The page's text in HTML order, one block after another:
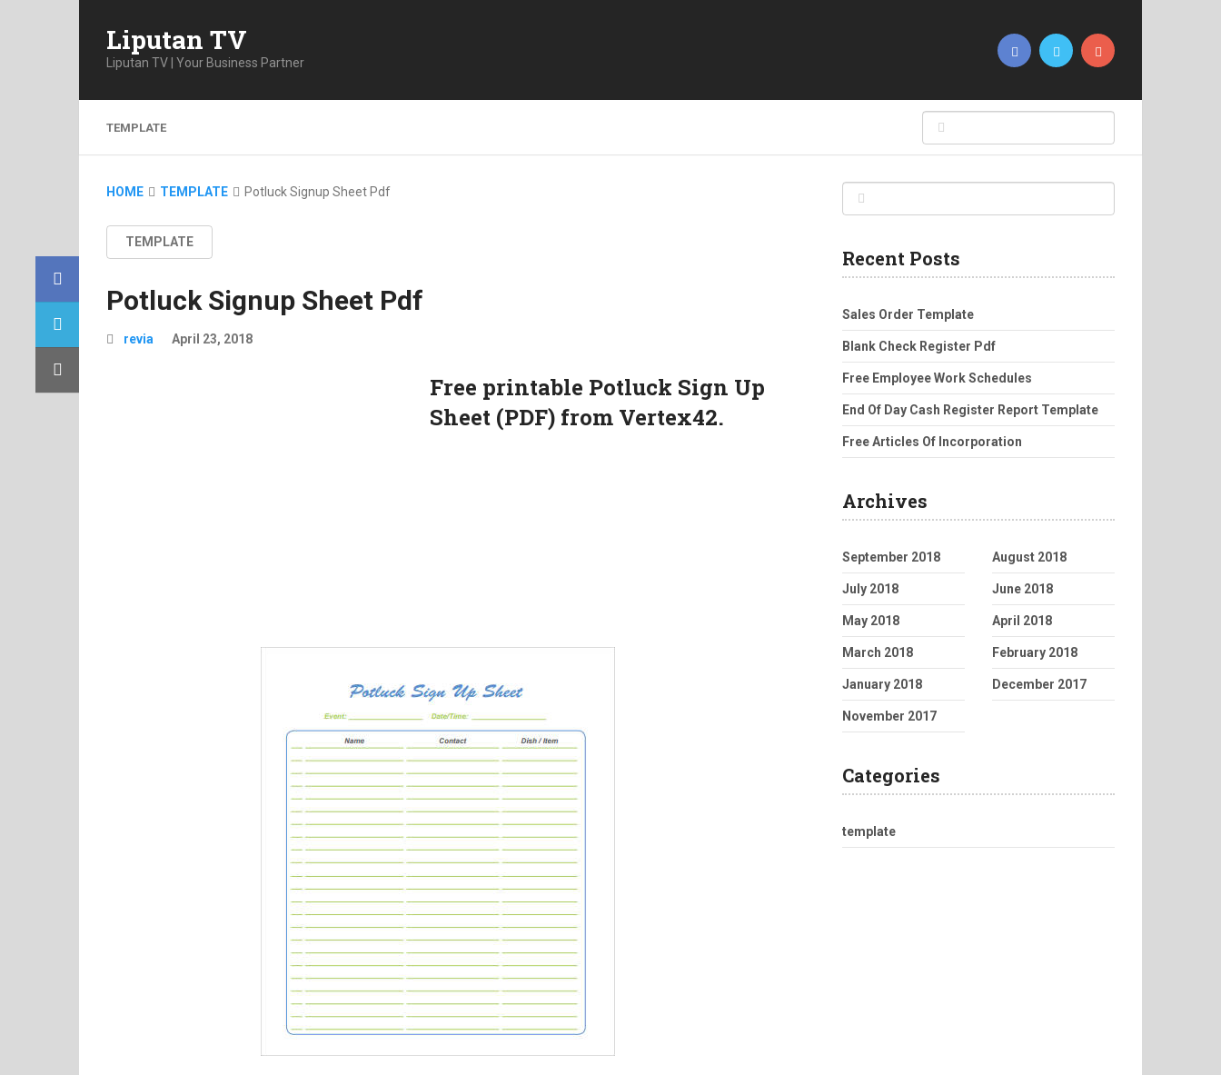
Liputan TV
Liputan TV | Your Business Partner
TEMPLATE
HOME TEMPLATE Potluck Signup Sheet Pdf
TEMPLATE
Potluck Signup Sheet Pdf
revia April 23, 2018
Free printable Potluck Sign Up
Sheet (PDF) from Vertex42.
Recent Posts
Sales Order Template
Blank Check Register Pdf
Free Employee Work Schedules
End Of Day Cash Register Report Template
Free Articles Of Incorporation
Archives
September 2018 August 2018
July 2018 June 2018
May 2018 April 2018
March 2018 February 2018
January 2018 December 2017
November 2017
Categories
template